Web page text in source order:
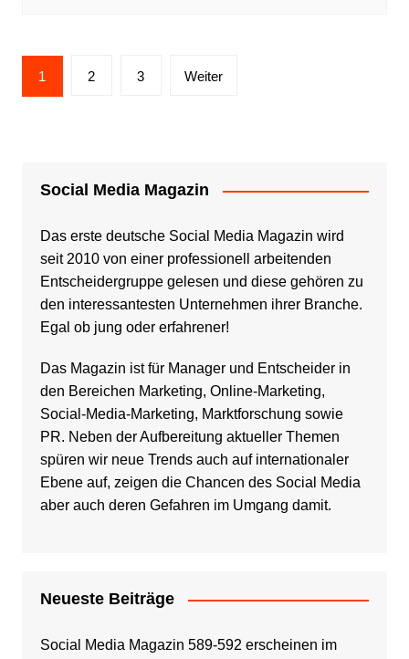
Seitennummerierung
der
1 2 3 Weiter
Social Media Magazin
Das erste deutsche Social Media Magazin wird
seit 2010 von einer professionell arbeitenden
Entscheidergruppe gelesen und diese gehören zu
den interessantesten Unternehmen ihrer Branche.
Egal ob jung oder erfahrener!
Das Magazin ist für Manager und Entscheider in
den Bereichen Marketing, Online-Marketing,
Social-Media-Marketing, Marktforschung sowie
PR. Neben der Aufbereitung aktueller Themen
spüren wir neue Trends auch auf internationaler
Ebene auf, zeigen die Chancen des Social Media
aber auch deren Gefahren im Umgang damit.
Neueste Beiträge
Social Media Magazin 589-592 erscheinen im